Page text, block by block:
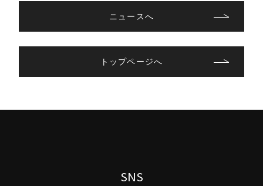
ニュースへ
トップページへ
SNS